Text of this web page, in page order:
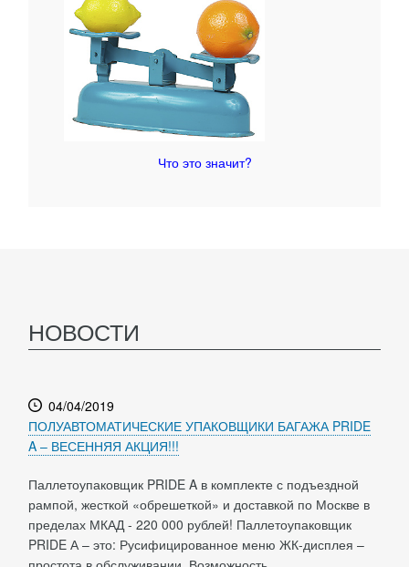
Что это значит?
НОВОСТИ
04/04/2019
ПОЛУАВТОМАТИЧЕСКИЕ УПАКОВЩИКИ БАГАЖА PRIDE
A – ВЕСЕННЯЯ АКЦИЯ!!!
Паллетоупаковщик PRIDE A в комплекте с подъездной
рампой, жесткой «обрешеткой» и доставкой по Москве в
пределах МКАД - 220 000 рублей! Паллетоупаковщик
PRIDE А – это: Русифицированное меню ЖК-дисплея –